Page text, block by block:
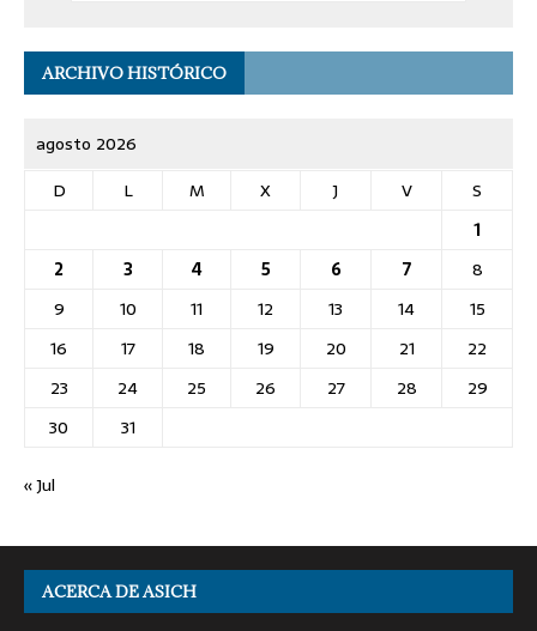
ARCHIVO HISTÓRICO
agosto 2026
D
L M X J V
S
1
2
3 4 5 6 7
8
9
10 11 12 13 14
15
16
17 18 19 20 21
22
23
24 25 26 27 28
29
30
31
« Jul
ACERCA DE ASICH